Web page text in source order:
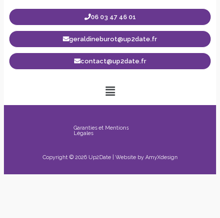
06 03 47 46 01
geraldineburot@up2date.fr
contact@up2date.fr
Garanties et Mentions
Légales
Copyright © 2026 Up2Date | Website by AmyXdesign